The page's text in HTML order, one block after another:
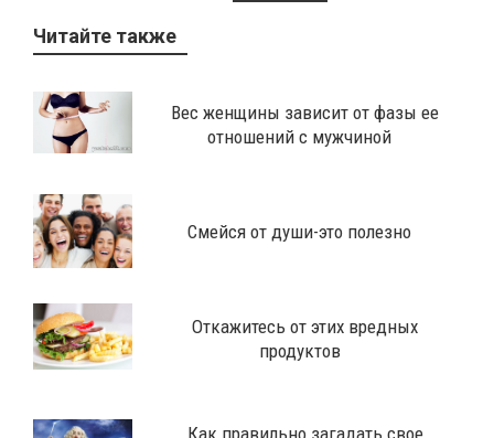
Читайте также
​Вес женщины зависит от фазы ее
отношений с мужчиной
Смейся от души-это полезно
Откажитесь от этих вредных
продуктов
Как правильно загадать свое